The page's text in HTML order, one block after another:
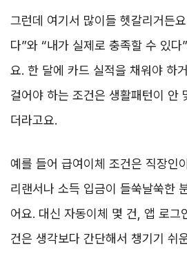
그런데 여기서 많이들 헷갈리거든
다”와 “내가 실제로 충족할 수 있다
요. 한 달에 카드 실적을 채워야 하
걸어야 하는 조건은 생활패턴이 안
더라고요.
예를 들어 급여이체 조건은 직장인
리랜서나 소득 입금이 들쑥날쑥한
어요. 대신 자동이체 몇 건, 앱 로그
건은 생각보다 간단해서 챙기기 쉬